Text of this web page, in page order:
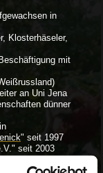
in
Klosterhäseler,
mit
an Uni Jena
dünner
" seit 1997
seit 2003
Zeitz und